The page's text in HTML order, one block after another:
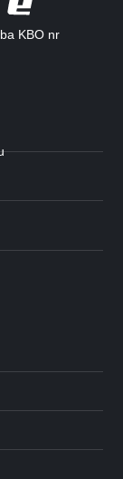
KBO nr